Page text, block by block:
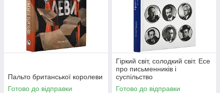
Пальто британської королеви
Готово до відправки
Гіркий світ, солодкий світ. Есе
про письменників і
суспільство
Готово до відправки